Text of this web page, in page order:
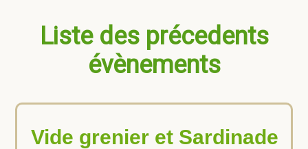
Liste des précedents
évènements
Vide grenier et Sardinade